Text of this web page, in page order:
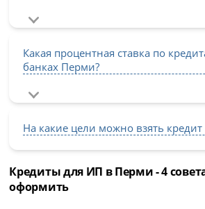
Какая процентная ставка по
банках Перми?
На какие цели можно взять
Кредиты для ИП в Перми - 4
оформить